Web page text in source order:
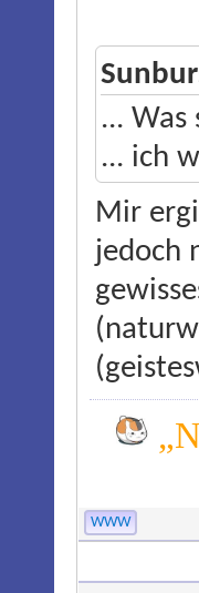
...
... ich
Mir
jedoch
WWW